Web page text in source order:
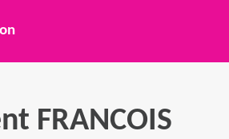
FRANCOIS